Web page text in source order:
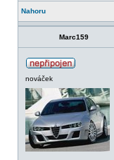
Nahoru
Marc159
nováček